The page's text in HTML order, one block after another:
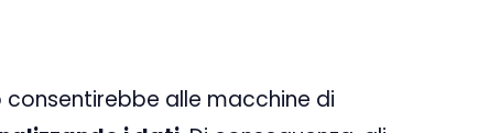
consentirebbe alle macchine di